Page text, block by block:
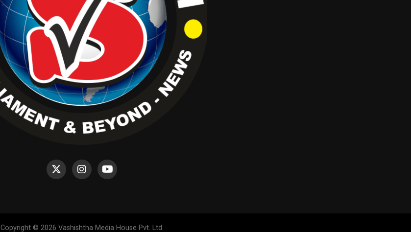
Copyright © 2026 Vashishtha Media House Pvt. Ltd.